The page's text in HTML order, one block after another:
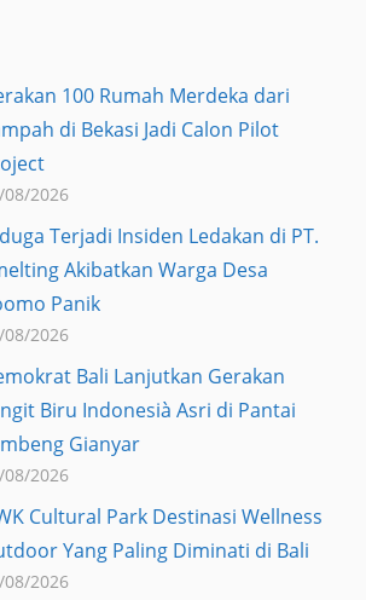
100 Rumah Merdeka dari
di Bekasi Jadi Calon Pilot
08/2026
Terjadi Insiden Ledakan di PT.
Akibatkan Warga Desa
Panik
08/2026
Bali Lanjutkan Gerakan
Biru Indonesià Asri di Pantai
Gianyar
08/2026
Cultural Park Destinasi Wellness
Yang Paling Diminati di Bali
08/2026